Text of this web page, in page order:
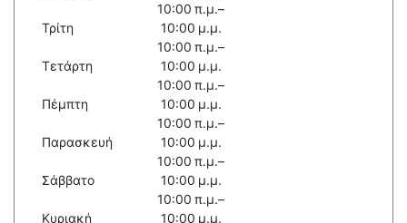
Τρίτη
10:00 π.μ.–
10:00 μ.μ.
Τετάρτη
10:00 π.μ.–
10:00 μ.μ.
Πέμπτη
10:00 π.μ.–
10:00 μ.μ.
Παρασκευή
10:00 π.μ.–
10:00 μ.μ.
Σάββατο
10:00 π.μ.–
10:00 μ.μ.
Κυριακή
10:00 π.μ.–
10:00 μ.μ.